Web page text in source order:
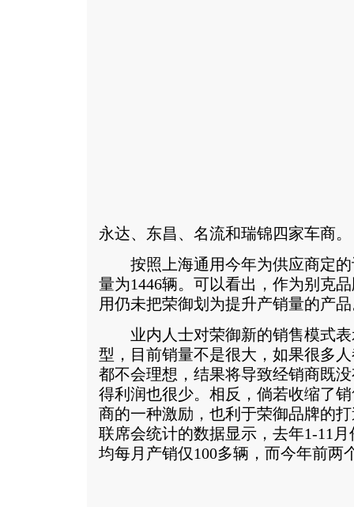
永达、东昌、名流和瑞锦四家车商。
按照上海通用今年为供应商定的
量为1446辆。可以看出，作为别克
用仍未把荣御划为提升产销量的产
业内人士对荣御新的销售模式表
型，目前销量不是很大，如果很多
都不会理想，结果将导致经销商既
得利润也很少。相反，倘若收缩了
商的一种激励，也利于荣御品牌的
联席会统计的数据显示，去年1-11
均每月产销仅100多辆，而今年前两